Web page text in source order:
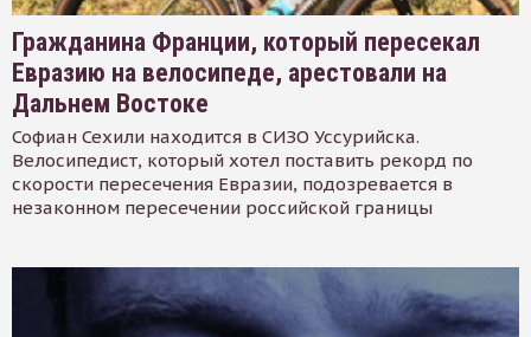
Гражданина Франции, который пересекал
Евразию на велосипеде, арестовали на
Дальнем Востоке
Софиан Сехили находится в СИЗО Уссурийска.
Велосипедист, который хотел поставить рекорд по
скорости пересечения Евразии, подозревается в
незаконном пересечении российской границы